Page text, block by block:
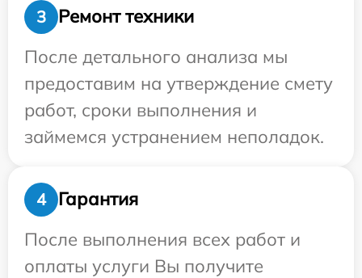
3
Ремонт техники
После детального анализа мы
предоставим на утверждение смету
работ, сроки выполнения и
займемся устранением неполадок.
4
Гарантия
После выполнения всех работ и
оплаты услуги Вы получите